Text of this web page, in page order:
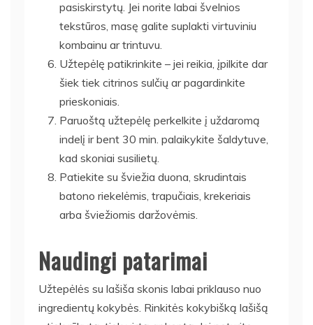
pasiskirstytų. Jei norite labai švelnios
tekstūros, masę galite suplakti virtuviniu
kombainu ar trintuvu.
Užtepėlę patikrinkite – jei reikia, įpilkite dar
šiek tiek citrinos sulčių ar pagardinkite
prieskoniais.
Paruoštą užtepėlę perkelkite į uždaromą
indelį ir bent 30 min. palaikykite šaldytuve,
kad skoniai susilietų.
Patiekite su šviežia duona, skrudintais
batono riekelėmis, trapučiais, krekeriais
arba šviežiomis daržovėmis.
Naudingi patarimai
Užtepėlės su lašiša skonis labai priklauso nuo
ingredientų kokybės. Rinkitės kokybišką lašišą